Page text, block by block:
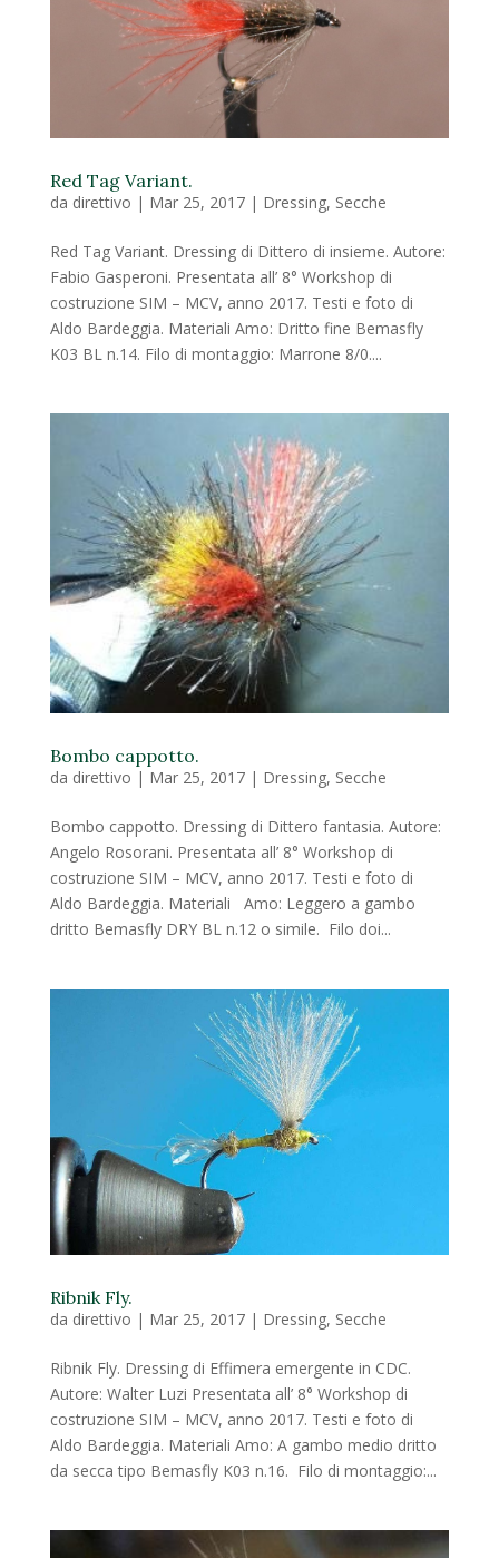
Red Tag Variant.
da direttivo | Mar 25, 2017| Dressing, Secche
Red Tag Variant. Dressing di Dittero di insieme. Autore:
Fabio Gasperoni. Presentata all’ 8° Workshop di
costruzione SIM – MCV, anno 2017. Testi e foto di
Aldo Bardeggia. Materiali Amo: Dritto fine Bemasfly
K03 BL n.14. Filo di montaggio: Marrone 8/0....
Bombo cappotto.
da direttivo | Mar 25, 2017| Dressing, Secche
Bombo cappotto. Dressing di Dittero fantasia. Autore:
Angelo Rosorani. Presentata all’ 8° Workshop di
costruzione SIM – MCV, anno 2017. Testi e foto di
Aldo Bardeggia. Materiali Amo: Leggero a gambo
dritto Bemasfly DRY BL n.12 o simile. Filo doi...
Ribnik Fly.
da direttivo | Mar 25, 2017| Dressing, Secche
Ribnik Fly. Dressing di Effimera emergente in CDC.
Autore: Walter Luzi Presentata all’ 8° Workshop di
costruzione SIM – MCV, anno 2017. Testi e foto di
Aldo Bardeggia. Materiali Amo: A gambo medio dritto
da secca tipo Bemasfly K03 n.16. Filo di montaggio:...